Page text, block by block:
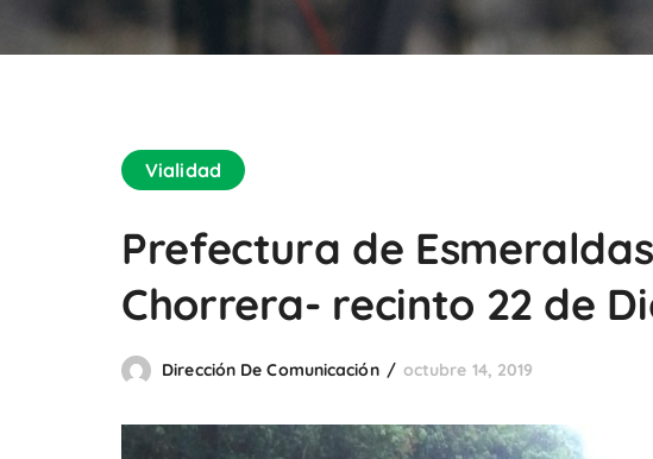
Vialidad
Prefectura de
Chorrera- recinto 22 de
Dirección De Comunicación octubre 14, 2019